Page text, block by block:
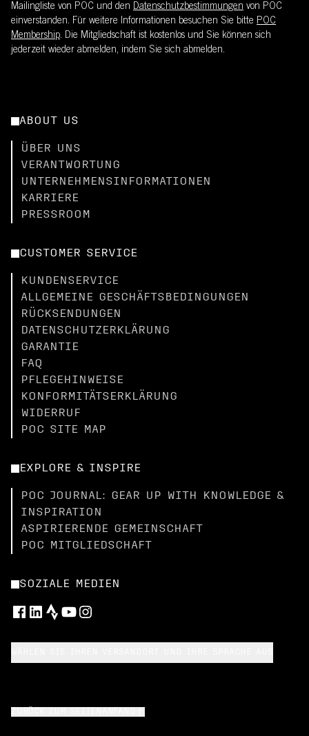
Mailingliste von POC und den Datenschutzbestimmungen von POC
einverstanden. Für weitere Informationen besuchen Sie bitte POC
Membership. Die Mitgliedschaft ist kostenlos und Sie können sich
jederzeit wieder abmelden, indem Sie sich abmelden.
ABOUT US
ÜBER UNS
VERANTWORTUNG
UNTERNEHMENSINFORMATIONEN
KARRIERE
PRESSROOM
CUSTOMER SERVICE
KUNDENSERVICE
ALLGEMEINE GESCHÄFTSBEDINGUNGEN
RÜCKSENDUNGEN
DATENSCHUTZERKLÄRUNG
GARANTIE
FAQ
PFLEGEHINWEISE
KONFORMITÄTSERKLÄRUNG
WIDERRUF
POC SITE MAP
EXPLORE & INSPIRE
POC JOURNAL: GEAR UP WITH KNOWLEDGE &
INSPIRATION
ASPIRIERENDE GEMEINSCHAFT
POC MITGLIEDSCHAFT
SOZIALE MEDIEN